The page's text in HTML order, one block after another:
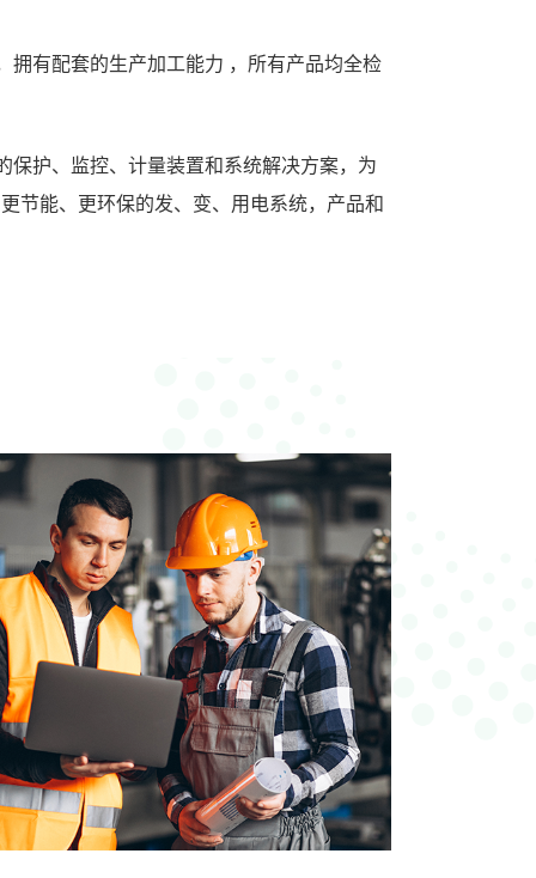
拥有配套的生产加工能力 ，所有产品均全检
保护、监控、计量装置和系统解决方案，为
节能、更环保的发、变、用电系统，产品和